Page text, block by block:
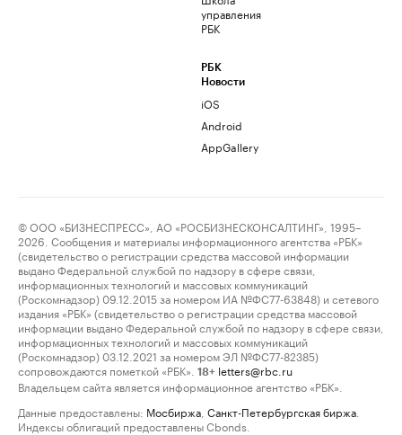
управления
РБК
РБК
Новости
iOS
Android
AppGallery
© ООО «БИЗНЕСПРЕСС», АО «РОСБИЗНЕСКОНСАЛТИНГ», 1995–
2026. Сообщения и материалы информационного агентства «РБК»
(свидетельство о регистрации средства массовой информации
выдано Федеральной службой по надзору в сфере связи,
информационных технологий и массовых коммуникаций
(Роскомнадзор) 09.12.2015 за номером ИА №ФС77-63848) и сетевого
издания «РБК» (свидетельство о регистрации средства массовой
информации выдано Федеральной службой по надзору в сфере связи,
информационных технологий и массовых коммуникаций
(Роскомнадзор) 03.12.2021 за номером ЭЛ №ФС77-82385)
сопровождаются пометкой «РБК».
18+ letters@rbc.ru
Владельцем сайта является информационное агентство «РБК».
Данные предоставлены: Мосбиржа Санкт-Петербургская биржа
Индексы облигаций предоставлены Cbonds.